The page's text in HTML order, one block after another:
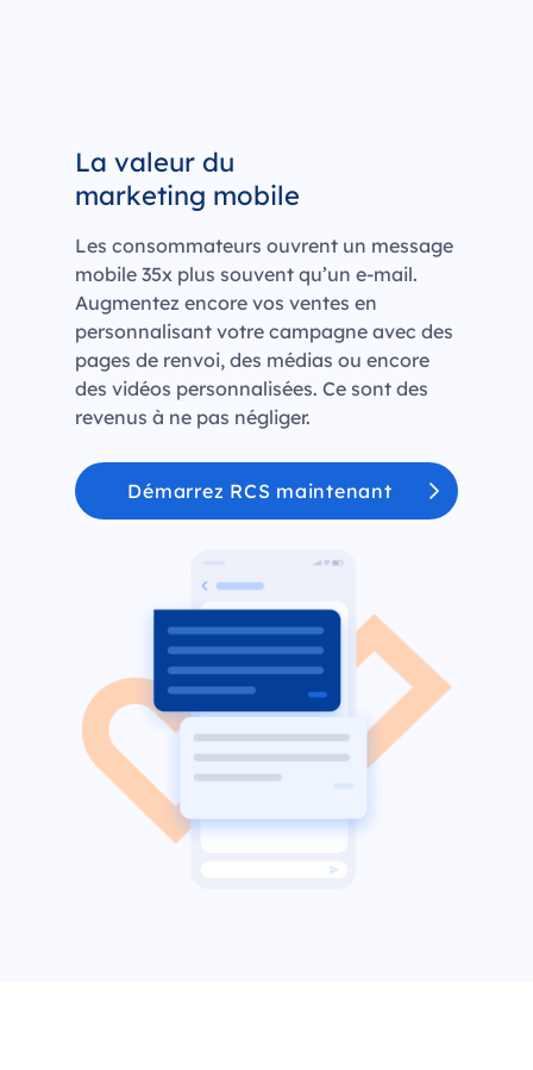
La valeur du
marketing mobile
Les consommateurs ouvrent un message
mobile 35x plus souvent qu’un e-mail.
Augmentez encore vos ventes en
personnalisant votre campagne avec des
pages de renvoi, des médias ou encore
des vidéos personnalisées. Ce sont des
revenus à ne pas négliger.
Démarrez RCS maintenant